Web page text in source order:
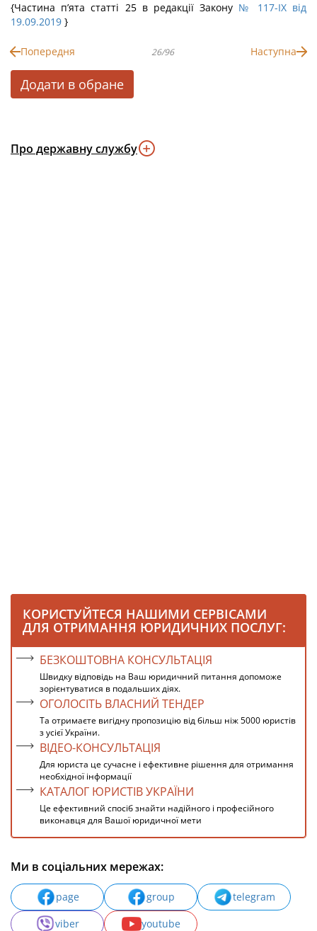
{Частина п’ята статті 25 в редакції Закону № 117-IX від
19.09.2019 }
Попередня 26/96 Наступна
Додати в обране
Про державну службу
КОРИСТУЙТЕСЯ НАШИМИ СЕРВІСАМИ
ДЛЯ ОТРИМАННЯ ЮРИДИЧНИХ ПОСЛУГ:
БЕЗКОШТОВНА КОНСУЛЬТАЦІЯ
Швидку відповідь на Ваш юридичний питання допоможе
зорієнтуватися в подальших діях.
ОГОЛОСІТЬ ВЛАСНИЙ ТЕНДЕР
Та отримаєте вигідну пропозицію від більш ніж 5000 юристів
з усієї України.
ВІДЕО-КОНСУЛЬТАЦІЯ
Для юриста це сучасне і ефективне рішення для отримання
необхідної інформації
КАТАЛОГ ЮРИСТІВ УКРАЇНИ
Це ефективний спосіб знайти надійного і професійного
виконавця для Вашої юридичної мети
Ми в соціальних мережах:
page group
telegram
viber
youtube